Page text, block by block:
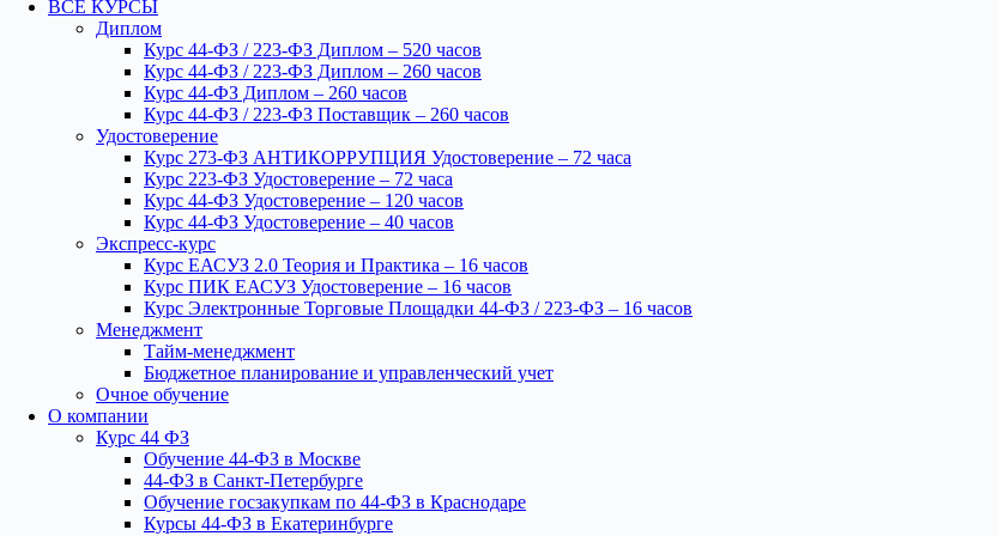
ВСЕ КУРСЫ
Диплом
Курс 44-ФЗ / 223-ФЗ Диплом – 520 часов
Курс 44-ФЗ / 223-ФЗ Диплом – 260 часов
Курс 44-ФЗ Диплом – 260 часов
Курс 44-ФЗ / 223-ФЗ Поставщик – 260 часов
Удостоверение
Курс 273-ФЗ АНТИКОРРУПЦИЯ Удостоверение – 72 часа
Курс 223-ФЗ Удостоверение – 72 часа
Курс 44-ФЗ Удостоверение – 120 часов
Курс 44-ФЗ Удостоверение – 40 часов
Экспресс-курс
Курс ЕАСУЗ 2.0 Теория и Практика – 16 часов
Курс ПИК ЕАСУЗ Удостоверение – 16 часов
Курс Электронные Торговые Площадки 44-ФЗ / 223-ФЗ – 16 часов
Менеджмент
Тайм-менеджмент
Бюджетное планирование и управленческий учет
Очное обучение
О компании
Курс 44 ФЗ
Обучение 44-ФЗ в Москве
44-ФЗ в Санкт-Петербурге
Обучение госзакупкам по 44-ФЗ в Краснодаре
Курсы 44-ФЗ в Екатеринбурге